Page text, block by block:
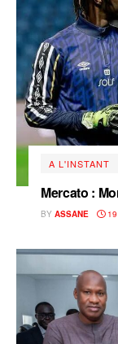
A L'INSTANT
Mercato :
BY ASSANE 19